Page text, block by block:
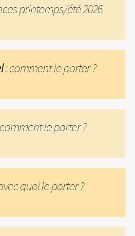
printemps/été 2026
: comment le porter ?
le porter ?
quoi le porter ?